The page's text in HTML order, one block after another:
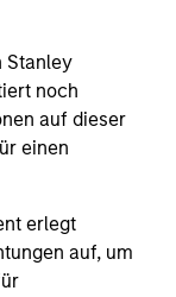
Stanley
noch
auf dieser
einen
erlegt
auf, um
from time to
are capable
investments
for you. The
investment